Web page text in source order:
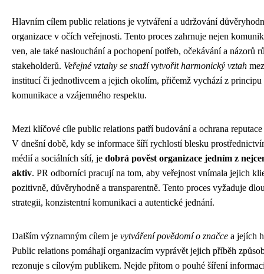
Hlavním cílem public relations je vytváření a udržování
organizace v očích veřejnosti. Tento proces zahrnuje nejen
ven, ale také naslouchání a pochopení potřeb, očekávání a názorů
stakeholderů. Veřejné vztahy se snaží vytvořit harmonický vztah
institucí či jednotlivcem a jejich okolím, přičemž vychází z principu
komunikace a vzájemného respektu.
Mezi klíčové cíle public relations patří budování a ochrana reputace
V dnešní době, kdy se informace šíří rychlostí blesku
médií a sociálních sítí, je dobrá pověst organizace jedním z
aktiv. PR odborníci pracují na tom, aby veřejnost vnímala jejich
pozitivně, důvěryhodně a transparentně. Tento proces vyžaduje
strategii, konzistentní komunikaci a autentické jednání.
Dalším významným cílem je vytváření povědomí o značce a jejích
Public relations pomáhají organizacím vyprávět jejich příběh
rezonuje s cílovým publikem. Nejde přitom o pouhé šíření